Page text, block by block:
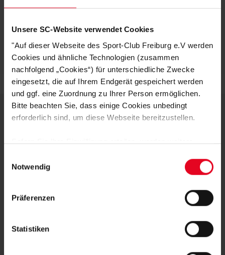
Unsere SC-Website verwendet Cookies
"Auf dieser Webseite des Sport-Club Freiburg e.V werden
Cookies und ähnliche Technologien (zusammen
nachfolgend „Cookies“) für unterschiedliche Zwecke
eingesetzt, die auf Ihrem Endgerät gespeichert werden
und ggf. eine Zuordnung zu Ihrer Person ermöglichen.
Bitte beachten Sie, dass einige Cookies unbedingt
erforderlich sind, um diese Webseite bereitzustellen.
Sofern Sie Ihre Einwilligung erteilen, werden weitere
Daten von Ihnen (z.B. persönlichen Identifikatoren oder
IP-Adressen) verarbeitet werden. Durch Klicken auf den
Speicherung aller aufgeführten Cookies und der
Daten für die unten jeweils angegebene Zwecke gem. §
25 Abs. 1 TDDDG, Art. 6 Abs. 1 lit. a DSGVO zu. Sie
Notwendig
Präferenzen
Statistiken
Artikelnummer: 25-100175
Logistiknummer: EM001574-001